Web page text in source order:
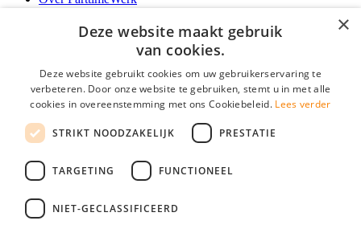
YoungCapital Android App
Parttime personeel
Vacature aanmelden
Partners
Social
×
Deze website maakt gebruik
van cookies.
Deze website gebruikt cookies om uw gebruikerservaring te
verbeteren. Door onze website te gebruiken, stemt u in met alle
cookies in overeenstemming met ons Cookiebeleid. Lees verder
STRIKT NOODZAKELIJK PRESTATIE
TARGETING FUNCTIONEEL
NIET-GECLASSIFICEERD